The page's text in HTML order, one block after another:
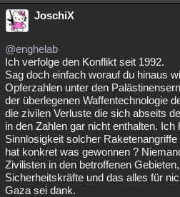
JoschiX
@enghelab
Ich verfolge den Konflikt seit 1992.
Sag doch einfach worauf du hinaus
Opferzahlen unter den
der überlegenen Waffentechnologie
die zivilen Verluste die sich abseits
in den Zahlen gar nicht enthalten. Ich
Sinnlosigkeit solcher
hat konkret was gewonnen ?
Zivilisten in den betroffenen
Sicherheitskräfte und das alles für
Gaza sei dank.